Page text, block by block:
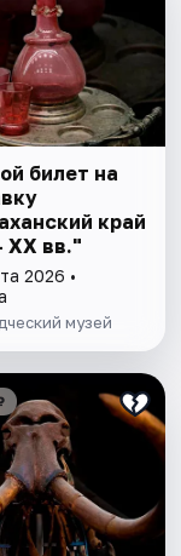
билет на
край
XX вв."
2026 •
музей